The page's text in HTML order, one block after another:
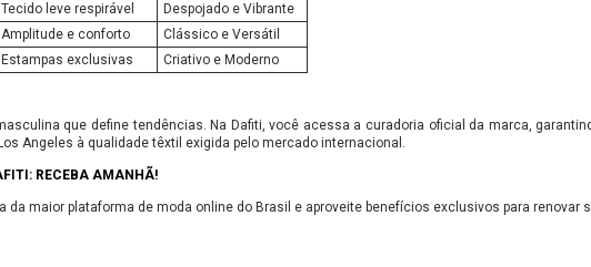
Tecido leve respirável
Despojado e Vibrante
Amplitude e conforto
Clássico e Versátil
Estampas exclusivas Criativo e Moderno
que define tendências. Na Dafiti, você acessa a curadoria oficial da marca,
Angeles à qualidade têxtil exigida pelo mercado internacional.
RECEBA AMANHÃ!
maior plataforma de moda online do Brasil e aproveite benefícios exclusivos para renovar